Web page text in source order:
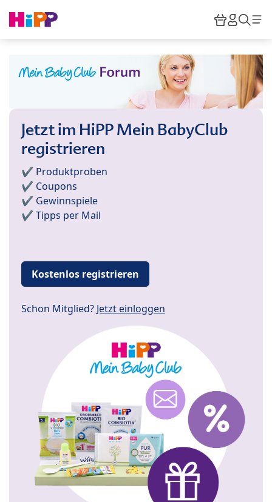
HiPP
Jetzt im HiPP Mein BabyClub
registrieren
✔️ Produktproben
✔️ Coupons
✔️ Gewinnspiele
✔️ Tipps per Mail
Kostenlos registrieren
Schon Mitglied? Jetzt einloggen